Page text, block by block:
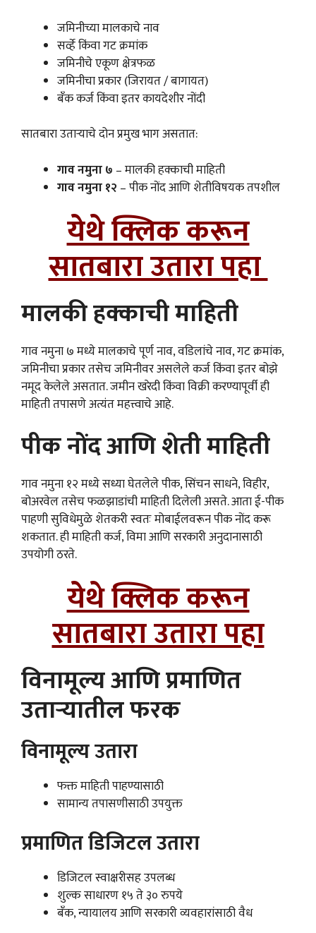
जमिनीच्या मालकाचे नाव
सर्व्हे किंवा गट क्रमांक
जमिनीचे एकूण क्षेत्रफळ
जमिनीचा प्रकार (जिरायत / बागायत)
बँक कर्ज किंवा इतर कायदेशीर नोंदी
सातबारा उताऱ्याचे दोन प्रमुख भाग असतात:
गाव नमुना ७ – मालकी हक्काची माहिती
गाव नमुना १२ – पीक नोंद आणि शेतीविषयक तपशील
येथे क्लिक करून
सातबारा उतारा पहा
मालकी हक्काची माहिती
गाव नमुना ७ मध्ये मालकाचे पूर्ण नाव, वडिलांचे नाव, गट क्रमांक,
जमिनीचा प्रकार तसेच जमिनीवर असलेले कर्ज किंवा इतर बोझे
नमूद केलेले असतात. जमीन खरेदी किंवा विक्री करण्यापूर्वी ही
माहिती तपासणे अत्यंत महत्त्वाचे आहे.
पीक नोंद आणि शेती माहिती
गाव नमुना १२ मध्ये सध्या घेतलेले पीक, सिंचन साधने, विहीर,
बोअरवेल तसेच फळझाडांची माहिती दिलेली असते. आता ई-पीक
पाहणी सुविधेमुळे शेतकरी स्वतः मोबाईलवरून पीक नोंद करू
शकतात. ही माहिती कर्ज, विमा आणि सरकारी अनुदानासाठी
उपयोगी ठरते.
येथे क्लिक करून
सातबारा उतारा पहा
विनामूल्य आणि प्रमाणित
उताऱ्यातील फरक
विनामूल्य उतारा
फक्त माहिती पाहण्यासाठी
सामान्य तपासणीसाठी उपयुक्त
प्रमाणित डिजिटल उतारा
डिजिटल स्वाक्षरीसह उपलब्ध
शुल्क साधारण १५ ते ३० रुपये
बँक, न्यायालय आणि सरकारी व्यवहारांसाठी वैध